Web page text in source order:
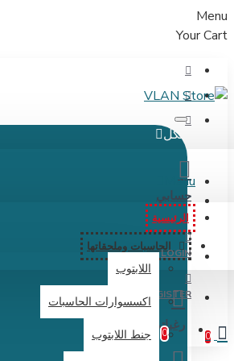
Menu
Your Cart
الكل
حسابي
رغباتي
0
Menu
الرئيسية
الحاسبات وملحقاتها
اللابتوب
اكسسوارات الحاسبات
جنط اللابتوب
LOGIN
REGISTER
0